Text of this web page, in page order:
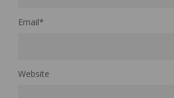
Email*
Website